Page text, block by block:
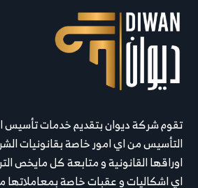
تقوم شركة ديوان بتقديم خدمات تأسيس
التأسيس من اي امور خاصة بقانونيات
اوراقها القانونية و متابعة كل مايخص
اي اشكاليات و عقبات خاصة بمعاملاتها